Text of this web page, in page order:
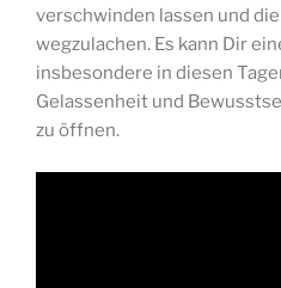
verschwinden lassen und
wegzulachen. Es kann Dir
insbesondere in diesen
Gelassenheit und
zu öffnen.